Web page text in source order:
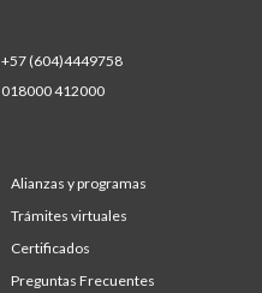
+57 (604)4449758
018000 412000
Alianzas y programas
Trámites virtuales
Certificados
Preguntas Frecuentes